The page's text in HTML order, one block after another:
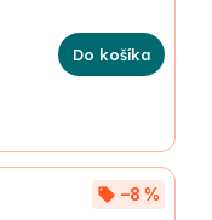
Do košíka
–8 %